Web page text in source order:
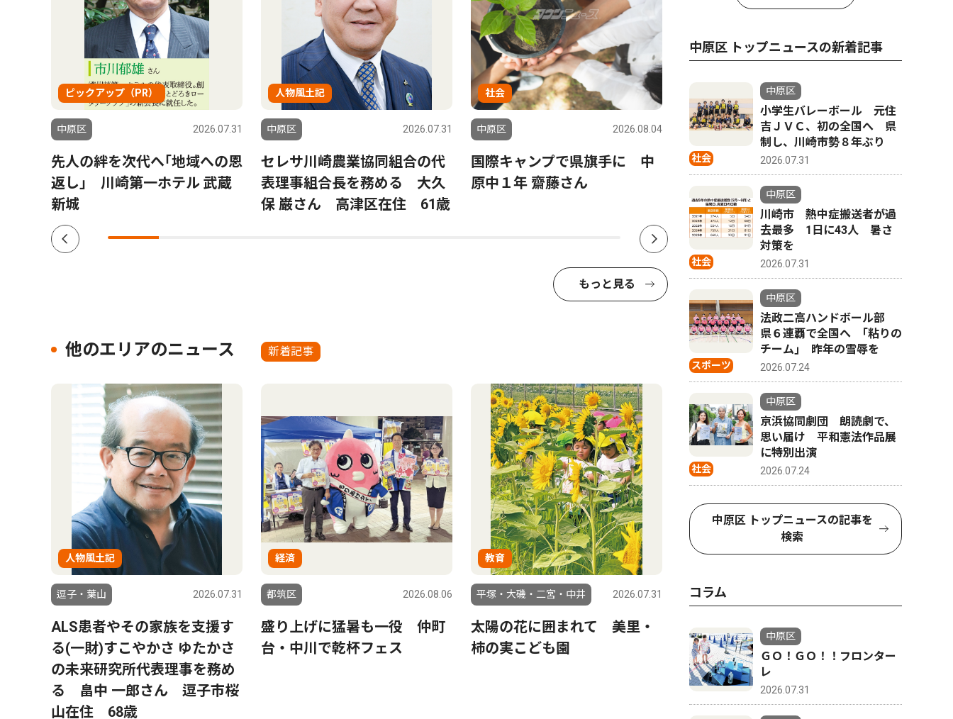
ピックアップ（PR）
中原区 2026.07.31
先人の絆を次代へ｢地域への恩
返し｣ 川崎第一ホテル 武蔵
新城
人物風土記
中原区 2026.07.31
セレサ川崎農業協同組合の代
表理事組合長を務める 大久
保 巌さん 高津区在住 61歳
社会
中原区 2026.08.04
国際キャンプで県旗手に 中
原中１年 齋藤さん
中原区 2026.07.24
新城神社 歌手の市川さん来
場 ８月１日 盆踊り大会
もっと見る
他のエリアのニュース 新着記事
人物風土記
逗子・葉山 2026.07.31
ALS患者やその家族を支援す
る(一財)すこやかさ ゆたかさ
の未来研究所代表理事を務め
る 畠中 一郎さん 逗子市桜
山在住 68歳
経済
都筑区 2026.08.06
盛り上げに猛暑も一役 仲町
台・中川で乾杯フェス
教育
平塚・大磯・二宮・中井 2026.07.31
太陽の花に囲まれて 美里・
柿の実こども園
中原区 トップニュースの新着記事
社会
中原区
小学生バレーボール 元住
吉ＪＶＣ、初の全国へ 県
制し、川崎市勢８年ぶり
2026.07.31
社会
中原区
川崎市 熱中症搬送者が過
去最多 1日に43人 暑さ
対策を
2026.07.31
スポーツ
中原区
法政二高ハンドボール部
県６連覇で全国へ ｢粘りの
チーム｣ 昨年の雪辱を
2026.07.24
社会
中原区
京浜協同劇団 朗読劇で、
思い届け 平和憲法作品展
に特別出演
2026.07.24
中原区 トップニュースの記事を
検索
コラム
中原区
ＧＯ！ＧＯ！！フロンター
レ
2026.07.31